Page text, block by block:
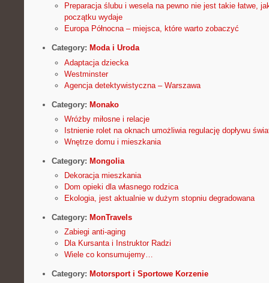
Preparacja ślubu i wesela na pewno nie jest takie łatwe,
początku wydaje
Europa Północna – miejsca, które warto zobaczyć
Category: Moda i Uroda
Adaptacja dziecka
Westminster
Agencja detektywistyczna – Warszawa
Category: Monako
Wróżby miłosne i relacje
Istnienie rolet na oknach umożliwia regulację dopływu
Wnętrze domu i mieszkania
Category: Mongolia
Dekoracja mieszkania
Dom opieki dla własnego rodzica
Ekologia, jest aktualnie w dużym stopniu degradowana
Category: MonTravels
Zabiegi anti-aging
Dla Kursanta i Instruktor Radzi
Wiele co konsumujemy…
Category: Motorsport i Sportowe Korzenie